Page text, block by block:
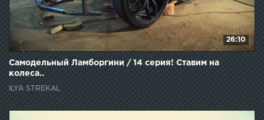
26:10
Самодельный Ламборгини / 14 серия! Ставим на
колеса..
ILYA STREKAL